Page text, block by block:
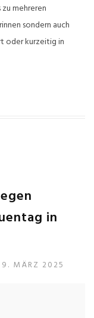
mehreren
sondern auch
oder kurzeitig in
in
9. MÄRZ 2025